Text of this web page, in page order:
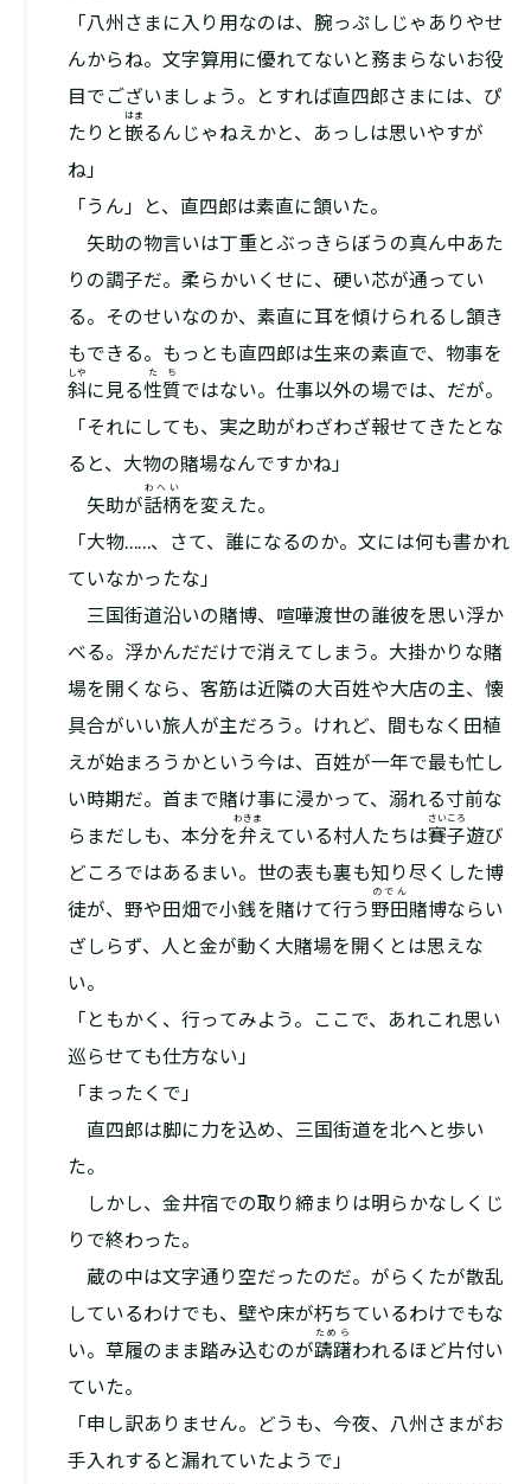
「八州さまに入り用なのは、腕っぷしじゃありやせ
んからね。文字算用に優れてないと務まらないお役
目でございましょう。とすれば直四郎さまには、ぴ
たりと嵌
はま
るんじゃねえかと、あっしは思いやすが
ね」
「うん」と、直四郎は素直に頷いた。
矢助の物言いは丁重とぶっきらぼうの真ん中あた
りの調子だ。柔らかいくせに、硬い芯が通ってい
る。そのせいなのか、素直に耳を傾けられるし頷き
もできる。もっとも直四郎は生来の素直で、物事を
斜
しや
に見る性質
たち
ではない。仕事以外の場では、だが。
「それにしても、実之助がわざわざ報せてきたとな
ると、大物の賭場なんですかね」
矢助が話柄
わへい
を変えた。
「大物……、さて、誰になるのか。文には何も書かれ
ていなかったな」
三国街道沿いの賭博、喧嘩渡世の誰彼を思い浮か
べる。浮かんだだけで消えてしまう。大掛かりな賭
場を開くなら、客筋は近隣の大百姓や大店の主、懐
具合がいい旅人が主だろう。けれど、間もなく田植
えが始まろうかという今は、百姓が一年で最も忙し
い時期だ。首まで賭け事に浸かって、溺れる寸前な
らまだしも、本分を弁
わきま
えている村人たちは賽子
さいころ
遊び
どころではあるまい。世の表も裏も知り尽くした博
徒が、野や田畑で小銭を賭けて行う 野田
のでん
賭博ならい
ざしらず、人と金が動く大賭場を開くとは思えな
い。
「ともかく、行ってみよう。ここで、あれこれ思い
巡らせても仕方ない」
「まったくで」
直四郎は脚に力を込め、三国街道を北へと歩い
た。
しかし、金井宿での取り締まりは明らかなしくじ
りで終わった。
蔵の中は文字通り空だったのだ。がらくたが散乱
しているわけでも、壁や床が朽ちているわけでもな
い。草履のまま踏み込むのが躊躇
ためら
われるほど片付い
ていた。
「申し訳ありません。どうも、今夜、八州さまがお
手入れすると漏れていたようで」